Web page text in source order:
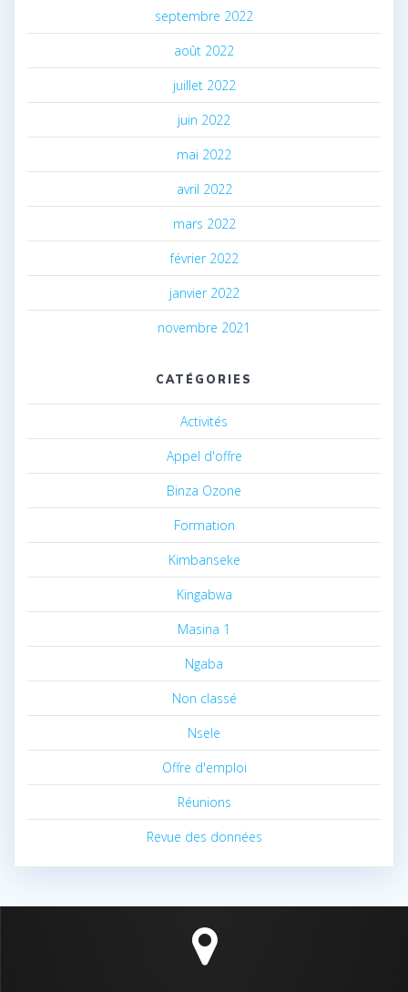
septembre 2022
août 2022
juillet 2022
juin 2022
mai 2022
avril 2022
mars 2022
février 2022
janvier 2022
novembre 2021
CATÉGORIES
Activités
Appel d'offre
Binza Ozone
Formation
Kimbanseke
Kingabwa
Masina 1
Ngaba
Non classé
Nsele
Offre d'emploi
Réunions
Revue des données